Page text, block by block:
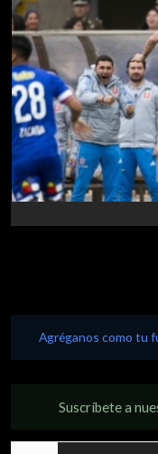
Agréganos como tu
Suscríbete a